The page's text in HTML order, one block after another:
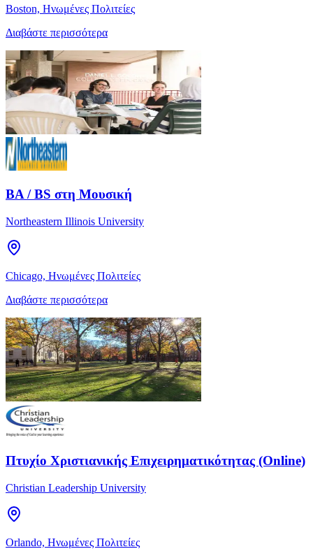
Boston, Ηνωμένες Πολιτείες
Διαβάστε περισσότερα
BA / BS στη Μουσική
Northeastern Illinois University
Chicago, Ηνωμένες Πολιτείες
Διαβάστε περισσότερα
Πτυχίο Χριστιανικής Επιχειρηματικότητας (Online)
Christian Leadership University
Orlando, Ηνωμένες Πολιτείες